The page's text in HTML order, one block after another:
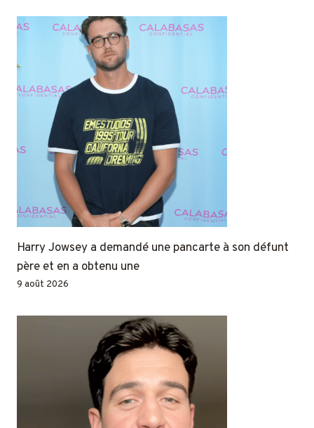
Harry Jowsey a demandé une pancarte à son défunt
père et en a obtenu une
9 août 2026